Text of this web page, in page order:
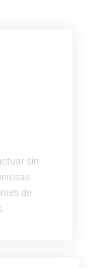
sin
de